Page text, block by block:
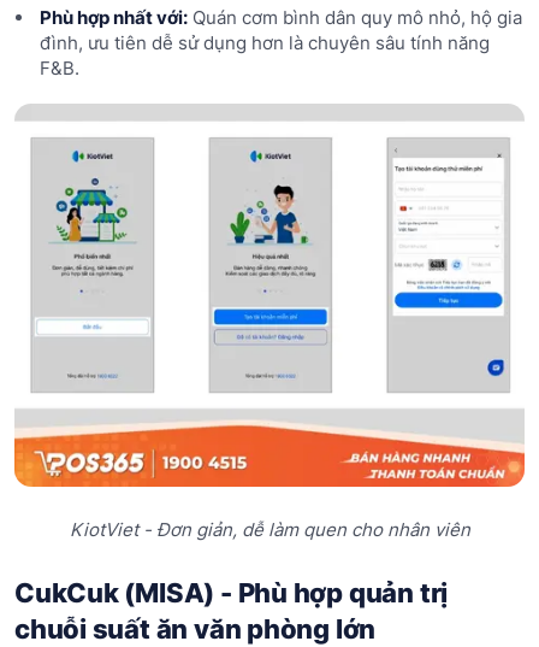
Phù hợp nhất với:Quán cơm bình dân quy mô nhỏ, hộ gia
đình, ưu tiên dễ sử dụng hơn là chuyên sâu tính năng
F&B.
KiotViet - Đơn giản, dễ làm quen cho nhân viên
CukCuk (MISA) - Phù hợp quản trị
chuỗi suất ăn văn phòng lớn